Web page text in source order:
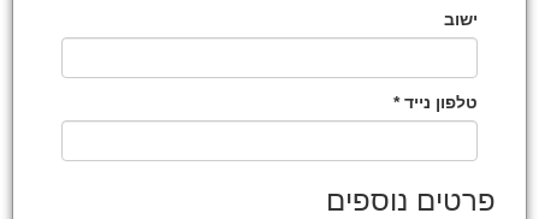
ישוב
טלפון נייד *
פרטים נוספים